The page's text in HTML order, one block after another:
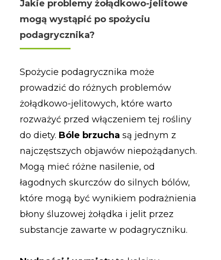
Jakie problemy żołądkowo-jelitowe
mogą wystąpić po spożyciu
podagrycznika?
Spożycie podagrycznika może
prowadzić do różnych problemów
żołądkowo-jelitowych, które warto
rozważyć przed włączeniem tej rośliny
do diety. Bóle brzucha są jednym z
najczęstszych objawów niepożądanych.
Mogą mieć różne nasilenie, od
łagodnych skurczów do silnych bólów,
które mogą być wynikiem podrażnienia
błony śluzowej żołądka i jelit przez
substancje zawarte w podagryczniku.